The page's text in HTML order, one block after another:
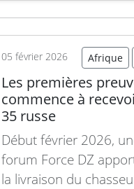
Crimée occupée au
Lire la suite
05 février 2026 Afrique
Les premières
commence à
35 russe
Début février 2026,
forum Force DZ
la livraison du